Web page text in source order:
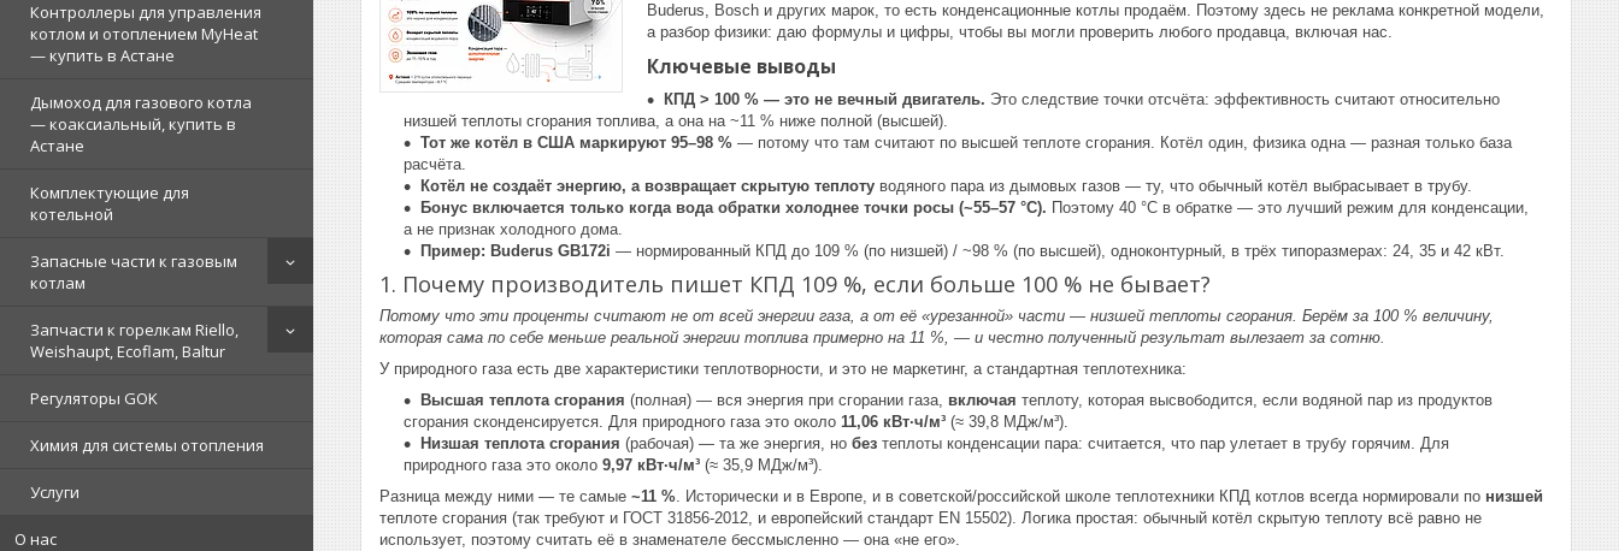
Контроллеры для управления
котлом и отоплением MyHeat
— купить в Астане
Дымоход для газового котла
— коаксиальный, купить в
Астане
Комплектующие для
котельной
Запасные части к газовым
котлам
Запчасти к горелкам Riello,
Weishaupt, Ecoflam, Baltur
Регуляторы GOK
Химия для системы отопления
Услуги
О нас
Buderus, Bosch и других марок, то есть конденсационные котлы продаём. Поэтому здесь не реклама конкретной модели,
а разбор физики: даю формулы и цифры, чтобы вы могли проверить любого продавца, включая нас.
Ключевые выводы
КПД > 100 % — это не вечный двигатель. Это следствие точки отсчёта: эффективность считают относительно
низшей теплоты сгорания топлива, а она на ~11 % ниже полной (высшей).
Тот же котёл в США маркируют 95–98 % — потому что там считают по высшей теплоте сгорания. Котёл один, физика одна — разная только база
расчёта.
Котёл не создаёт энергию, а возвращает скрытую теплоту водяного пара из дымовых газов — ту, что обычный котёл выбрасывает в трубу.
Бонус включается только когда вода обратки холоднее точки росы (~55–57 °C). Поэтому 40 °C в обратке — это лучший режим для конденсации,
а не признак холодного дома.
Пример: Buderus GB172i — нормированный КПД до 109 % (по низшей) / ~98 % (по высшей), одноконтурный, в трёх типоразмерах: 24, 35 и 42 кВт.
1. Почему производитель пишет КПД 109 %, если больше 100 % не бывает?
Потому что эти проценты считают не от всей энергии газа, а от её «урезанной» части — низшей теплоты сгорания. Берём за 100 % величину,
которая сама по себе меньше реальной энергии топлива примерно на 11 %, — и честно полученный результат вылезает за сотню.
У природного газа есть две характеристики теплотворности, и это не маркетинг, а стандартная теплотехника:
Высшая теплота сгорания (полная) — вся энергия при сгорании газа, включая теплоту, которая высвободится, если водяной пар из продуктов
сгорания сконденсируется. Для природного газа это около 11,06 кВт·ч/м³ (≈ 39,8 МДж/м³).
Низшая теплота сгорания (рабочая) — та же энергия, но без теплоты конденсации пара: считается, что пар улетает в трубу горячим. Для
природного газа это около 9,97 кВт·ч/м³ (≈ 35,9 МДж/м³).
Разница между ними — те самые ~11 %. Исторически и в Европе, и в советской/российской школе теплотехники КПД котлов всегда нормировали по низшей
теплоте сгорания (так требуют и ГОСТ 31856-2012, и европейский стандарт EN 15502). Логика простая: обычный котёл скрытую теплоту всё равно не
использует, поэтому считать её в знаменателе бессмысленно — она «не его».